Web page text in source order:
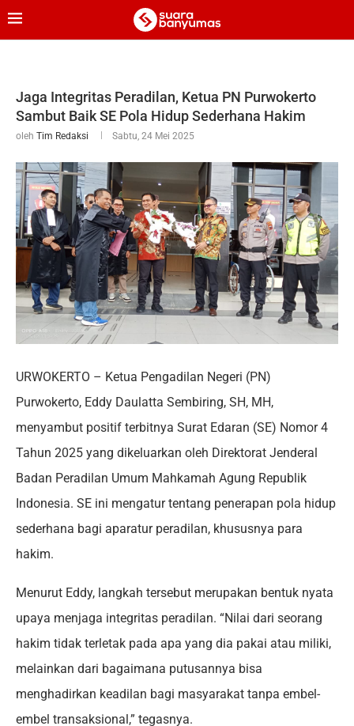
Jaga Integritas Peradilan, Ketua PN Purwokerto
Sambut Baik SE Pola Hidup Sederhana Hakim
oleh Tim Redaksi Sabtu, 24 Mei 2025
URWOKERTO – Ketua Pengadilan Negeri (PN)
Purwokerto, Eddy Daulatta Sembiring, SH, MH,
menyambut positif terbitnya Surat Edaran (SE) Nomor 4
Tahun 2025 yang dikeluarkan oleh Direktorat Jenderal
Badan Peradilan Umum Mahkamah Agung Republik
Indonesia. SE ini mengatur tentang penerapan pola hidup
sederhana bagi aparatur peradilan, khususnya para
hakim.
Menurut Eddy, langkah tersebut merupakan bentuk nyata
upaya menjaga integritas peradilan. “Nilai dari seorang
hakim tidak terletak pada apa yang dia pakai atau miliki,
melainkan dari bagaimana putusannya bisa
menghadirkan keadilan bagi masyarakat tanpa embel-
embel transaksional,” tegasnya.